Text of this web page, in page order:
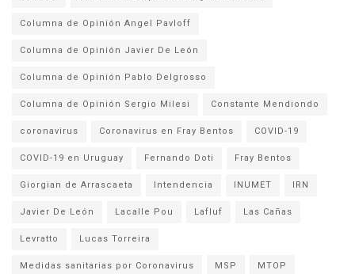
Columna de Opinión Angel Pavloff
Columna de Opinión Javier De León
Columna de Opinión Pablo Delgrosso
Columna de Opinión Sergio Milesi Constante Mendiondo
coronavirus Coronavirus en Fray Bentos COVID-19
COVID-19 en Uruguay Fernando Doti Fray Bentos
Giorgian de Arrascaeta Intendencia INUMET IRN
Javier De León Lacalle Pou Lafluf Las Cañas
Levratto Lucas Torreira
Medidas sanitarias por Coronavirus MSP MTOP